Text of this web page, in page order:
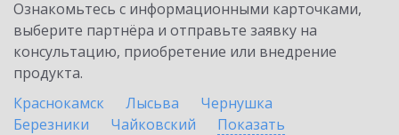
Ознакомьтесь с информационными карточками,
выберите партнёра и отправьте заявку на
консультацию, приобретение или внедрение
продукта.
Краснокамск
Лысьва
Чернушка
Березники
Чайковский
Показать